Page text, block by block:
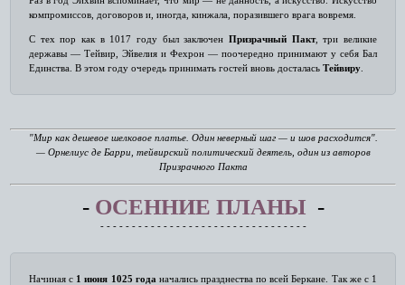
компромиссов, договоров и, иногда, кинжала, поразившего врага вовремя.
С тех пор как в 1017 году был заключен Призрачный Пакт, три великие
державы — Тейвир, Эйвелия и Фехрон — поочередно принимают у себя Бал
Единства. В этом году очередь принимать гостей вновь досталась Тейвиру
"Мир как дешевое шелковое платье. Один неверный шаг — и шов расходится".
— Орнелиус де Барри, тейвирский политический деятель, один из авторов
Призрачного Пакта
‑ ОСЕННИЕ ПЛАНЫ ‑
‑ ‑ ‑ ‑ ‑ ‑ ‑ ‑ ‑ ‑ ‑ ‑ ‑ ‑ ‑ ‑ ‑ ‑ ‑ ‑ ‑ ‑ ‑ ‑ ‑ ‑ ‑ ‑ ‑ ‑ ‑ ‑ ‑
Начиная с 1 июня 1025 года начались празднества по всей Беркане. Так же с 1